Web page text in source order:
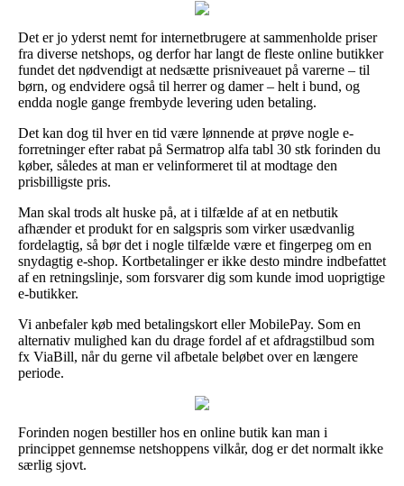
Det er jo yderst nemt for internetbrugere at sammenholde priser
fra diverse netshops, og derfor har langt de fleste online butikker
fundet det nødvendigt at nedsætte prisniveauet på varerne – til
børn, og endvidere også til herrer og damer – helt i bund, og
endda nogle gange frembyde levering uden betaling.
Det kan dog til hver en tid være lønnende at prøve nogle e-
forretninger efter rabat på Sermatrop alfa tabl 30 stk forinden du
køber, således at man er velinformeret til at modtage den
prisbilligste pris.
Man skal trods alt huske på, at i tilfælde af at en netbutik
afhænder et produkt for en salgspris som virker usædvanlig
fordelagtig, så bør det i nogle tilfælde være et fingerpeg om en
snydagtig e-shop. Kortbetalinger er ikke desto mindre indbefattet
af en retningslinje, som forsvarer dig som kunde imod uoprigtige
e-butikker.
Vi anbefaler køb med betalingskort eller MobilePay. Som en
alternativ mulighed kan du drage fordel af et afdragstilbud som
fx ViaBill, når du gerne vil afbetale beløbet over en længere
periode.
Forinden nogen bestiller hos en online butik kan man i
princippet gennemse netshoppens vilkår, dog er det normalt ikke
særlig sjovt.